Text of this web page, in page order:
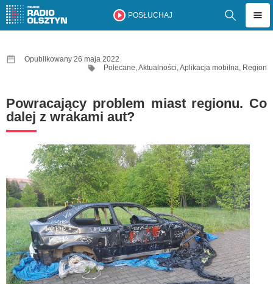
POSŁUCHAJ
Opublikowany 26 maja 2022
Polecane,Aktualności,Aplikacja mobilna, Region
Powracający problem miast regionu. Co
dalej z wrakami aut?